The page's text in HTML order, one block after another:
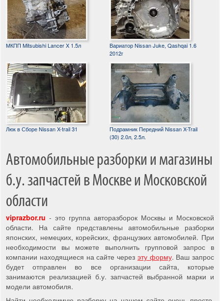
МКПП Mitsubishi Lancer X 1.5л
Вариатор Nissan Juke, Qashqai 1.6
2012г
Люк в Сборе Nissan X-trail 31
Подрамник Передний Nissan X-Trail
(30) 2.0л, 2.5л.
Автомобильные разборки и магазины
б.у. запчастей в Москве и Московской
области
viprazbor.ru - это группа авторазборок Москвы и Московской
области. На сайте представлены автомобильные разборки
японских, немецких, корейских, французких автомобилей. При
необходимости вы можете выполнить групповой запрос в
компании находящиеся на сайте через эту форму. Ваш запрос
будет отправлен во все организации сайта, которые
занимаются реализацией б.у. запчастей выбранной марки и
модели автомобиля.